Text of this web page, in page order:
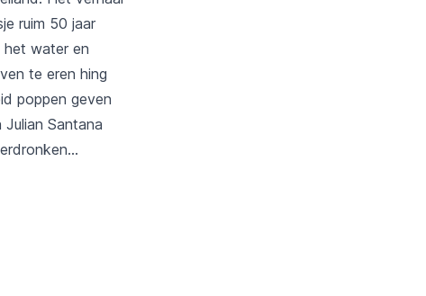
ruim 50 jaar
het water en
te eren hing
poppen geven
Santana